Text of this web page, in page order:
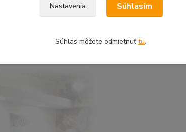
Nastavenia Súhlasím
Súhlas môžete odmietnuť tu.